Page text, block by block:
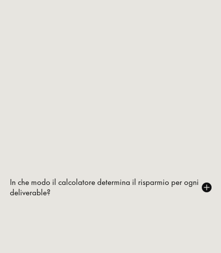
In che modo il calcolatore determina il risparmio per ogni
deliverable?